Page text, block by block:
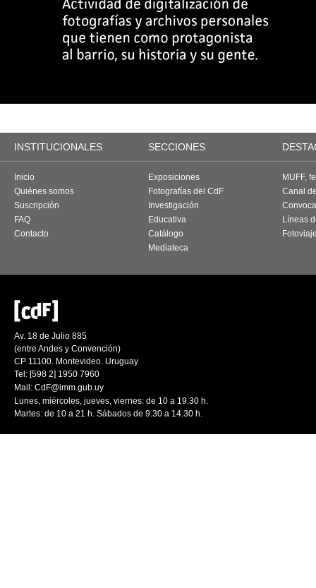
INSTITUCIONALES SECCIONES
Inicio
Quiénes somos
Suscripción
FAQ
Contacto
Exposiciones
Fotografías del CdF
Investigación
Educativa
Catálogo
Mediateca
MUFF,
Canal
Líneas
Av. 18 de Julio 885
(entre Andes y Convención)
CP 11100. Montevideo. Uruguay
Tel: [598 2] 1950 7960
Mail: CdF@imm.gub.uy
Lunes, miércoles, jueves, viernes: de 10 a 19.30 h.
Martes: de 10 a 21 h. Sábados de 9.30 a 14.30 h.